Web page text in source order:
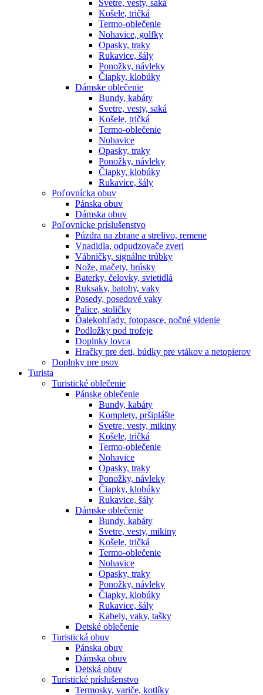
Svetre, vesty, saká
Košele, tričká
Termo-oblečenie
Nohavice, golfky
Opasky, traky
Rukavice, šály
Ponožky, návleky
Čiapky, klobúky
Dámske oblečenie
Bundy, kabáty
Svetre, vesty, saká
Košele, tričká
Termo-oblečenie
Nohavice
Opasky, traky
Ponožky, návleky
Čiapky, klobúky
Rukavice, šály
Poľovnícka obuv
Pánska obuv
Dámska obuv
Poľovnícke príslušenstvo
Púzdra na zbrane a strelivo, remene
Vnadidla, odpudzovače zveri
Vábničky, signálne trúbky
Nože, mačety, brúsky
Baterky, čelovky, svietidlá
Ruksaky, batohy, vaky
Posedy, posedové vaky
Palice, stoličky
Ďalekohľady, fotopasce, nočné videnie
Podložky pod trofeje
Doplnky lovca
Hračky pre deti, búdky pre vtákov a netopierov
Doplnky pre psov
Turista
Turistické oblečenie
Pánske oblečenie
Bundy, kabáty
Komplety, pršiplášte
Svetre, vesty, mikiny
Košele, tričká
Termo-oblečenie
Nohavice
Opasky, traky
Ponožky, návleky
Čiapky, klobúky
Rukavice, šály
Dámske oblečenie
Bundy, kabáty
Svetre, vesty, mikiny
Košele, tričká
Termo-oblečenie
Nohavice
Opasky, traky
Ponožky, návleky
Čiapky, klobúky
Rukavice, šály
Kabely, vaky, tašky
Detské oblečenie
Turistická obuv
Pánska obuv
Dámska obuv
Detská obuv
Turistické príslušenstvo
Termosky, variče, kotlíky